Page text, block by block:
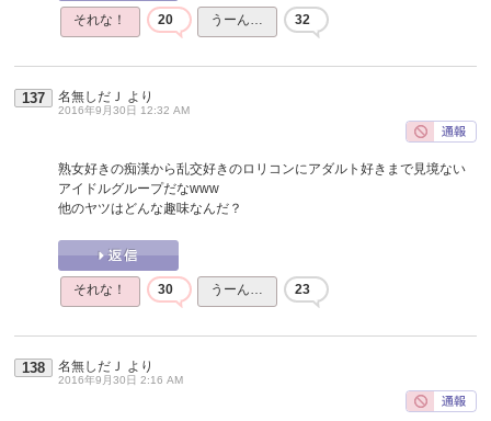
それな！ 20 うーん… 32
137 名無しだＪ より
2016年9月30日 12:32 AM
熟女好きの痴漢から乱交好きのロリコンにアダルト好きまで見境ない
アイドルグループだなwww
他のヤツはどんな趣味なんだ？
それな！ 30 うーん… 23
138 名無しだＪ より
2016年9月30日 2:16 AM